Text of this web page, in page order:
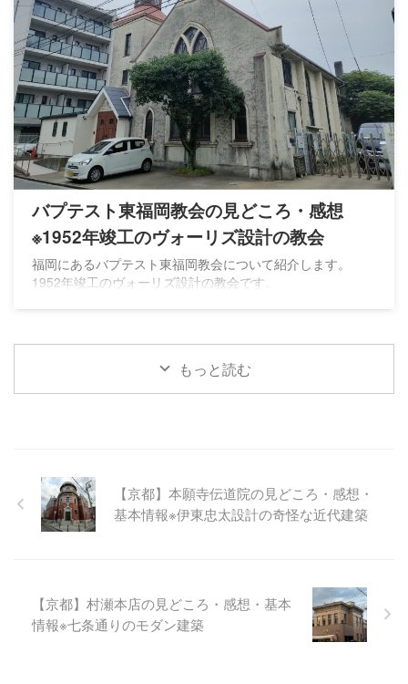
バプテスト東福岡教会の見どころ・感想
※1952年竣工のヴォーリズ設計の教会
福岡にあるバプテスト東福岡教会について紹介します。
1952年竣工のヴォーリズ設計の教会です。
もっと読む
【京都】本願寺伝道院の見どころ・感想・
基本情報※伊東忠太設計の奇怪な近代建築
【京都】村瀬本店の見どころ・感想・基本
情報※七条通りのモダン建築